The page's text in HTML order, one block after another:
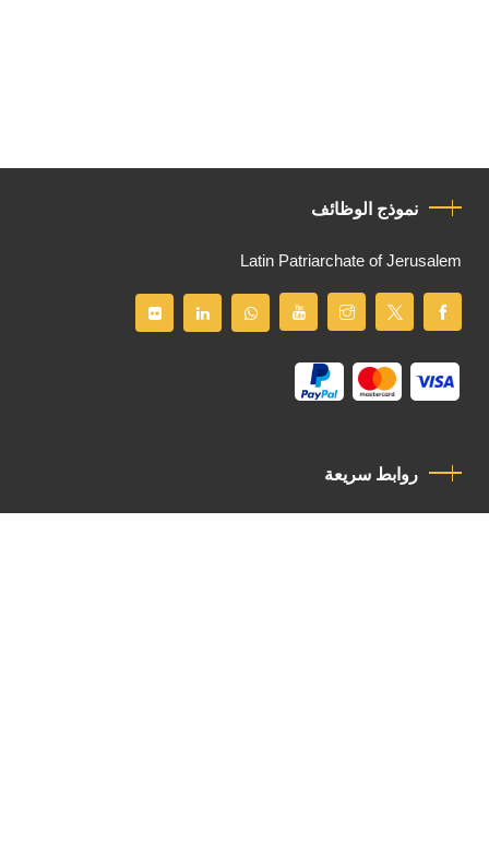
نموذج الوظائف
Latin Patriarchate of Jerusalem
روابط سريعة